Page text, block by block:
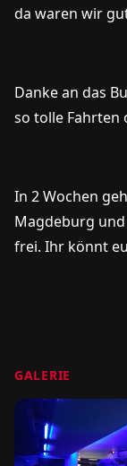
da waren wir
Danke an das
so tolle Fahrten
In 2 Wochen
Magdeburg
frei. Ihr könnt
GALERIE